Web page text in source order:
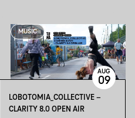
MUSIC
LOBOTOMIA_COLLECTIVE –
CLARITY 8.0 OPEN AIR
AUG
09